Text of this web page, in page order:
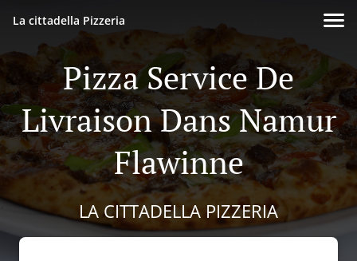
La cittadella Pizzeria
Pizza Service De
Livraison Dans Namur
Flawinne
LA CITTADELLA PIZZERIA